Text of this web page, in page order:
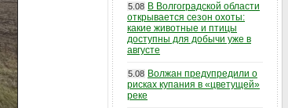
5.08 В Волгоградской области
открывается сезон охоты:
какие животные и птицы
доступны для добычи уже в
августе
5.08 Волжан предупредили о
рисках купания в «цветущей»
реке